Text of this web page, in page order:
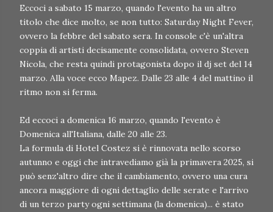
Eccoci a sabato 15 marzo, quando l'evento ha un altro
titolo che dice molto, se non tutto: Saturday Night Fever,
ovvero la febbre del sabato sera. In console c'è un'altra
coppia di artisti decisamente consolidata, ovvero Steven
Nicola, che resta quindi protagonista dopo il dj set del 14
marzo. Alla voce ecco Mapez. Dalle 23 alle 4 del mattino il
ritmo non si ferma.
Ed eccoci a domenica 16 marzo, quando l'evento è
Domenica all'Italiana, dalle 20 alle 23.
La formula di Hotel Costez si è rinnovata nello scorso
autunno e oggi che intravediamo già la primavera 2025, si
può senz'altro dire che il cambiamento, ovvero una cura
ancora maggiore di ogni dettaglio delle serate e l'arrivo
di un terzo party ogni settimana (la domenica)... è stato